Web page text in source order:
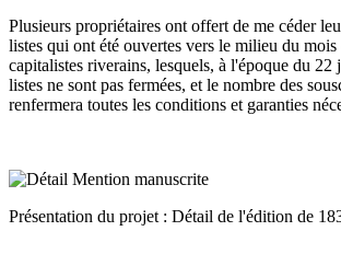
Plusieurs propriétaires ont offert de me céder
listes qui ont été ouvertes vers le milieu du
capitalistes riverains, lesquels, à l'époque du
listes ne sont pas fermées, et le nombre des
renfermera toutes les conditions et garanties
Présentation du projet : Détail de l'édition de